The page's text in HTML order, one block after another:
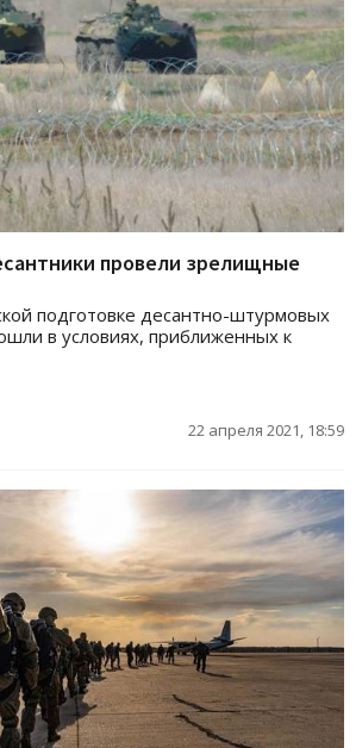
провели зрелищные
подготовке десантно-штурмовых
в условиях, приближенных к
22 апреля 2021, 18:59